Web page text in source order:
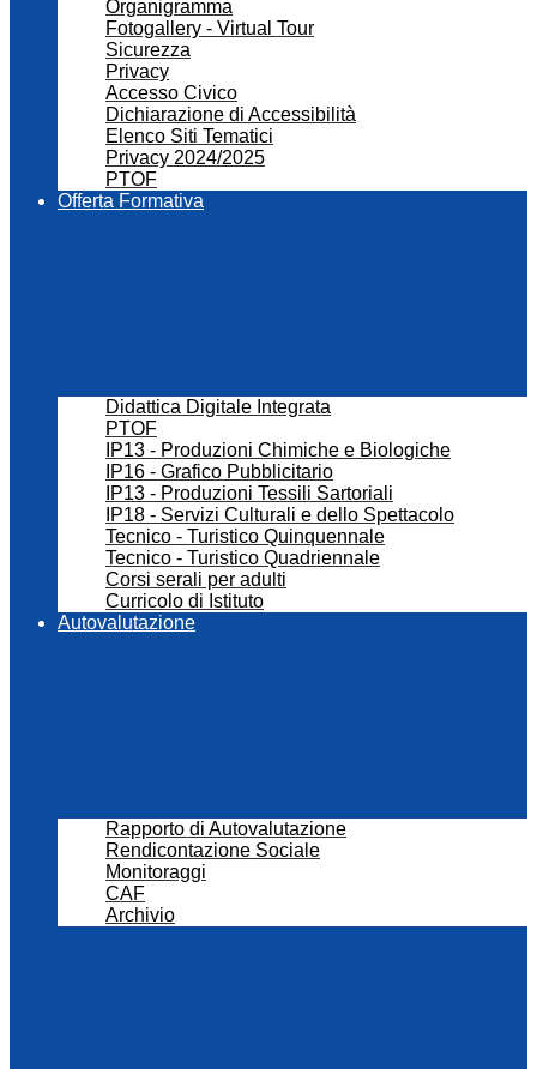
Organigramma
Fotogallery - Virtual Tour
Sicurezza
Privacy
Accesso Civico
Dichiarazione di Accessibilità
Elenco Siti Tematici
Privacy 2024/2025
PTOF
Offerta Formativa
Didattica Digitale Integrata
PTOF
IP13 - Produzioni Chimiche e Biologiche
IP16 - Grafico Pubblicitario
IP13 - Produzioni Tessili Sartoriali
IP18 - Servizi Culturali e dello Spettacolo
Tecnico - Turistico Quinquennale
Tecnico - Turistico Quadriennale
Corsi serali per adulti
Curricolo di Istituto
Autovalutazione
Rapporto di Autovalutazione
Rendicontazione Sociale
Monitoraggi
CAF
Archivio